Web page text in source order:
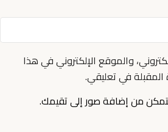
والموقع الإلكتروني في هذا
المقبلة في تعليقي.
من إضافة صور إلى تقيمك.